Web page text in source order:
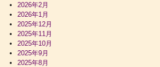
2026年2月
2026年1月
2025年12月
2025年11月
2025年10月
2025年9月
2025年8月